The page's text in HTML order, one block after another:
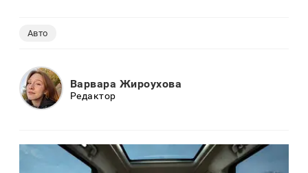
Авто
Варвара Жироухова
Редактор